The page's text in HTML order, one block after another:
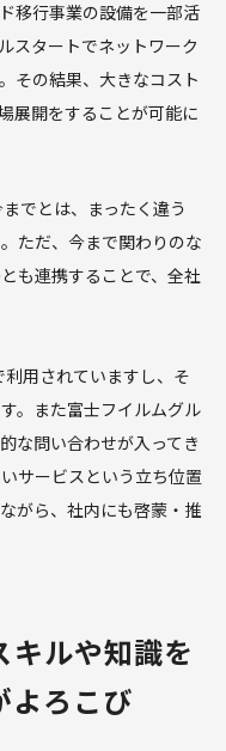
移行事業の設備を一部活
スタートでネットワーク
その結果、大きなコスト
展開をすることが可能に
でとは、まったく違う
ただ、今まで関わりのな
も連携することで、全社
用されていますし、そ
。また富士フイルムグル
な問い合わせが入ってき
サービスという立ち位置
がら、社内にも啓蒙・推
キルや知識を
よろこび